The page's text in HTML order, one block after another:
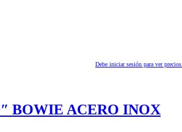
Debe iniciar sesión para ver precios.
BOWIE ACERO INOX